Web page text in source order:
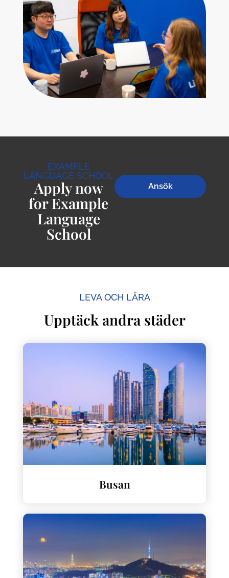
EXAMPLE
LANGUAGE SCHOOL
Apply now
for Example
Language
School
Ansök
LEVA OCH LÄRA
Upptäck andra städer
Busan